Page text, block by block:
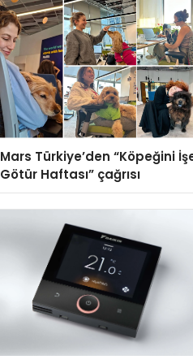
Mars Türkiye’den “Köpeğini
Götür Haftası” çağrısı